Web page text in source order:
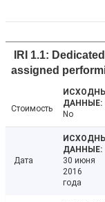
IRI 1.1:
assigned
Стоимость
No
Дата
30 июня
2016
года